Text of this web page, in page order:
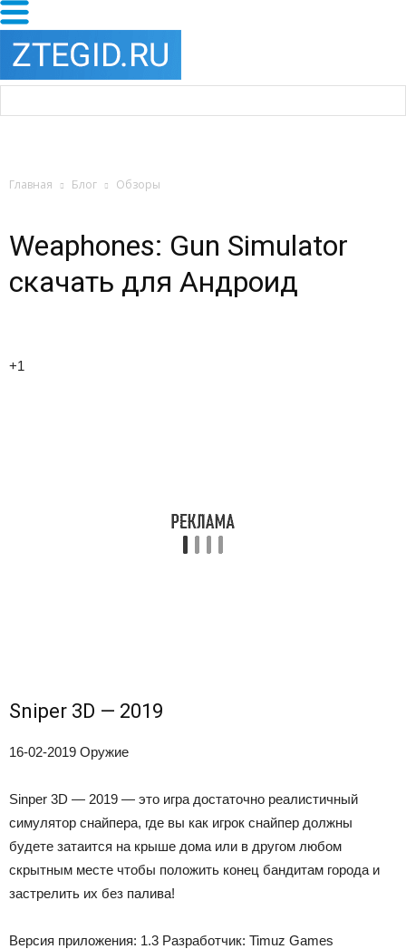
Главная Блог Обзоры
Weaphones: Gun Simulator
скачать для Андроид
+1
Sniper 3D — 2019
16-02-2019 Оружие
Sinper 3D — 2019 — это игра достаточно реалистичный
симулятор снайпера, где вы как игрок снайпер должны
будете затаится на крыше дома или в другом любом
скрытным месте чтобы положить конец бандитам города и
застрелить их без палива!
Версия приложения: 1.3 Разработчик: Timuz Games